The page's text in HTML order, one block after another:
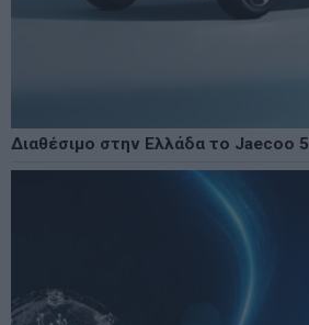
Διαθέσιμο στην Ελλάδα το Jaecoo 5